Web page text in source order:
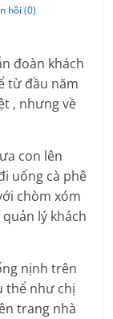
hồi (0)
đoàn khách
từ đầu năm
, nhưng về
con lên
uống cà phê
chòm xóm
lý khách
nịnh trên
thể như chị
trang nhà